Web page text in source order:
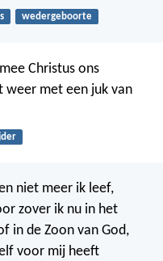
wedergeboorte
Christus ons
weer met een juk van
niet meer ik leef,
zover ik nu in het
in de Zoon van God,
voor mij heeft